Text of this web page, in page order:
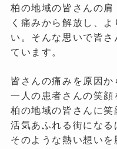
柏の地域の皆さんの肩
く痛みから解放し、
い。そんな思いで皆
ています。
皆さんの痛みを原因か
一人の患者さんの笑顔
柏の地域の皆さんに笑
活気あふれる街になる
そのような熱い想い